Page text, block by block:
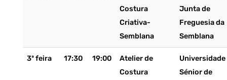
Costura
Criativa-
Semblana
Junta de
Freguesia da
Semblana
3ª feira 17:30 19:00
Atelier de
Costura
Universidade
Sénior de